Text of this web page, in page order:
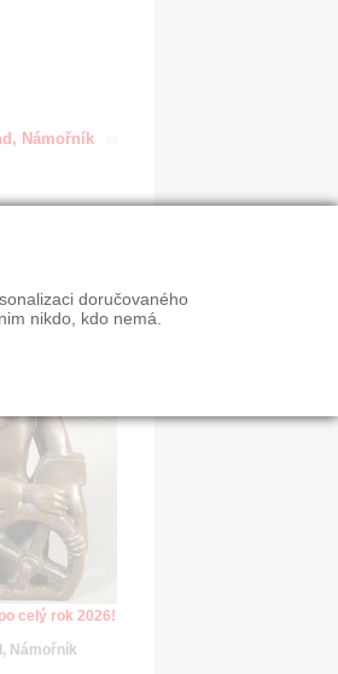
Námořník
celý rok 2026!
Námořník
doručovaného
nikdo, kdo nemá.